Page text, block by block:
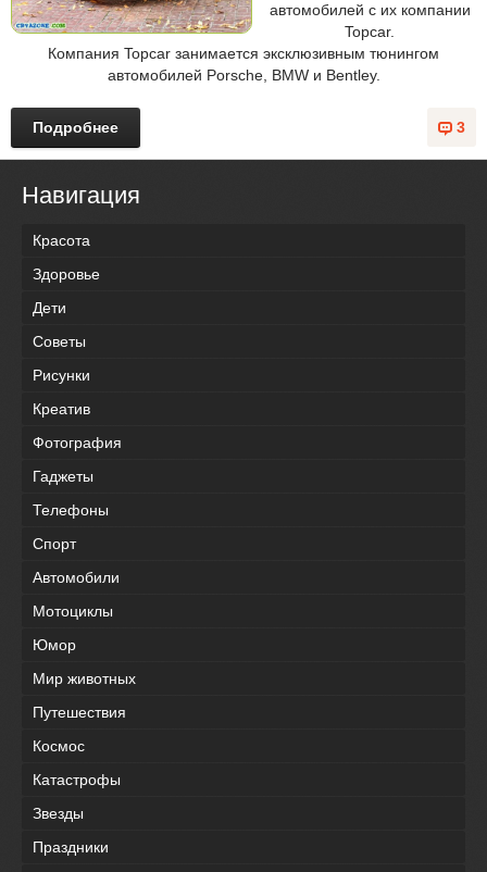
автомобилей с их компании
Topcar.
Компания Topcar занимается эксклюзивным тюнингом
автомобилей Porsche, BMW и Bentley.
3
Подробнее
Навигация
Красота
Здоровье
Дети
Советы
Рисунки
Креатив
Фотография
Гаджеты
Телефоны
Спорт
Автомобили
Мотоциклы
Юмор
Мир животных
Путешествия
Космос
Катастрофы
Звезды
Праздники